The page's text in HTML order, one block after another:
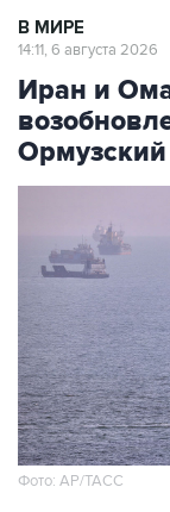
В МИРЕ
14:11, 6 августа 2026
Иран и
Фото: AP/ТАСС